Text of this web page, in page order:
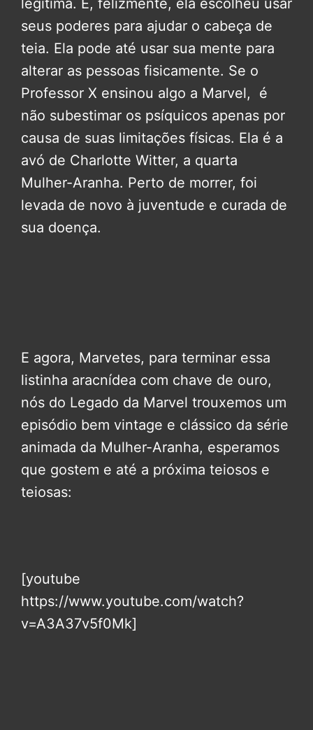
legítima. E, felizmente, ela escolheu usar
seus poderes para ajudar o cabeça de
teia. Ela pode até usar sua mente para
alterar as pessoas fisicamente. Se o
Professor X ensinou algo a Marvel, é
não subestimar os psíquicos apenas por
causa de suas limitações físicas. Ela é a
avó de Charlotte Witter, a quarta
Mulher-Aranha. Perto de morrer, foi
levada de novo à juventude e curada de
sua doença.
E agora, Marvetes, para terminar essa
listinha aracnídea com chave de ouro,
nós do Legado da Marvel trouxemos um
episódio bem vintage e clássico da série
animada da Mulher-Aranha, esperamos
que gostem e até a próxima teiosos e
teiosas:
[youtube
https://www.youtube.com/watch?
v=A3A37v5f0Mk]